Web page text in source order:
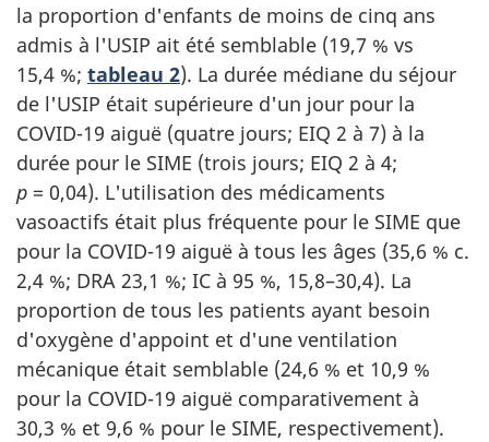
la proportion d'enfants de moins de cinq ans
admis à l'USIP ait été semblable (19,7 % vs
15,4 %; tableau 2). La durée médiane du séjour
de l'USIP était supérieure d'un jour pour la
COVID-19 aiguë (quatre jours; EIQ 2 à 7) à la
durée pour le SIME (trois jours; EIQ 2 à 4;
p = 0,04). L'utilisation des médicaments
vasoactifs était plus fréquente pour le SIME que
pour la COVID-19 aiguë à tous les âges (35,6 % c.
2,4 %; DRA 23,1 %; IC à 95 %, 15,8–30,4). La
proportion de tous les patients ayant besoin
d'oxygène d'appoint et d'une ventilation
mécanique était semblable (24,6 % et 10,9 %
pour la COVID-19 aiguë comparativement à
30,3 % et 9,6 % pour le SIME, respectivement).